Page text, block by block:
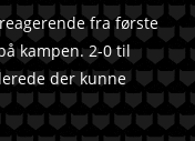
fra første
kampen. 2-0 til
der kunne